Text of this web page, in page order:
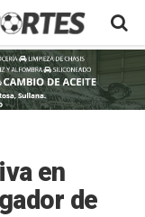
en
de